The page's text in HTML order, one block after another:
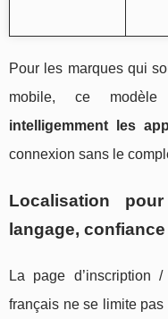
Pour les marques qui
mobile, ce
intelligemment les
connexion sans le
Localisation
langage,
La page d’inscription
français ne se limite